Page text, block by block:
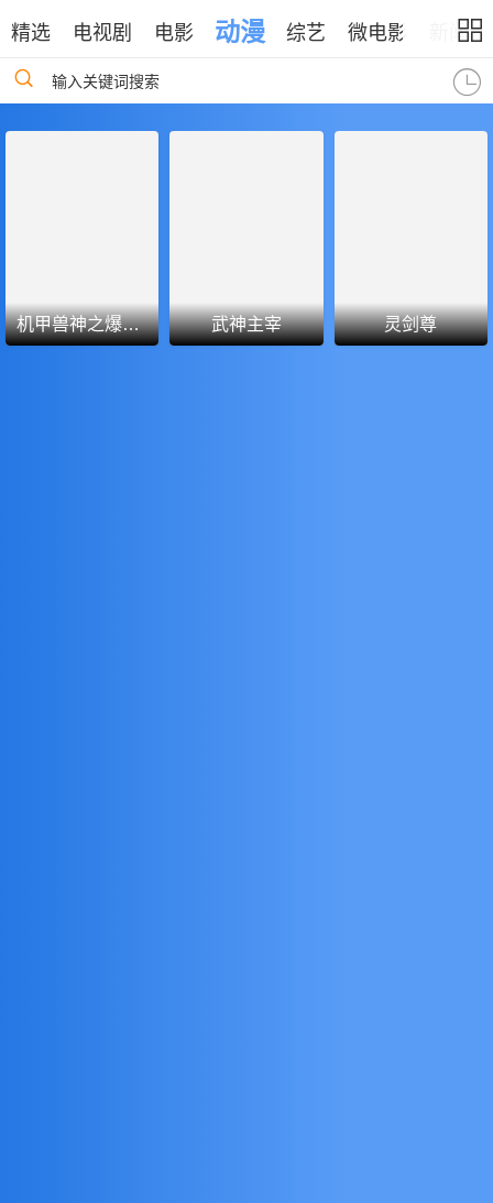
精选 电视剧 电影 动漫 综艺 微电影 新闻
输入关键词搜索
机甲兽神之爆裂飞车 武神主宰 灵剑尊